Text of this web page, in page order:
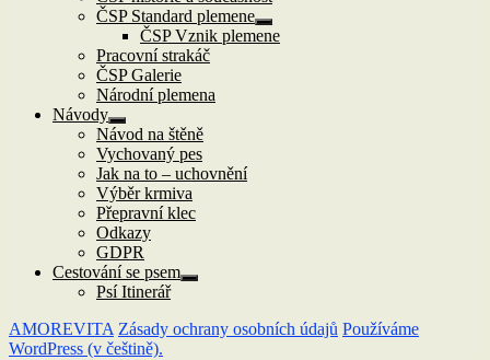
ČSP Standard plemene
Zobrazit
podřazené
ČSP Vznik plemene
Pracovní strakáč
ČSP Galerie
Národní plemena
Návody
Zobrazit
podřazené
položky
Návod na štěně
Vychovaný pes
Jak na to – uchovnění
Výběr krmiva
Přepravní klec
Odkazy
GDPR
Cestování se psem
Zobrazit
Psí Itinerář
AMOREVITA Zásady ochrany osobních údajů Používáme
WordPress (v češtině).